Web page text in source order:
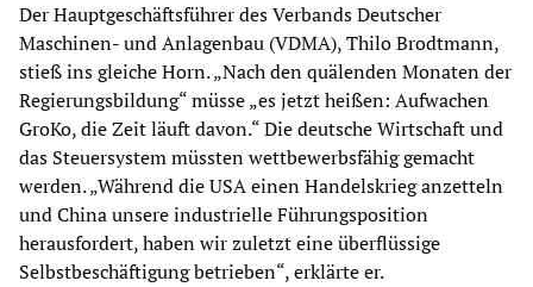
Der Hauptgeschäftsführer des Verbands Deutscher
Maschinen- und Anlagenbau (VDMA), Thilo Brodtmann,
stieß ins gleiche Horn. „Nach den quälenden Monaten der
Regierungsbildung“ müsse „es jetzt heißen: Aufwachen
GroKo, die Zeit läuft davon.“ Die deutsche Wirtschaft und
das Steuersystem müssten wettbewerbsfähig gemacht
werden. „Während die USA einen Handelskrieg anzetteln
und China unsere industrielle Führungsposition
herausfordert, haben wir zuletzt eine überflüssige
Selbstbeschäftigung betrieben“, erklärte er.